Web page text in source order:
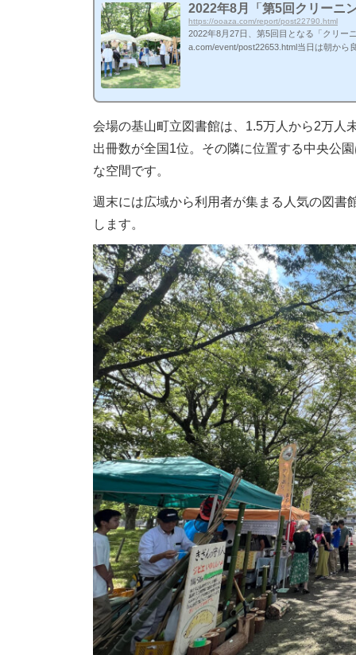
2022年8月「第5回クリーニ
https://ooaza.com/report/post22790.html
2022年8月27日、第5回目となる「クリー
a.com/event/post22653.html当日は朝から
会場の基山町立図書館は、1.5万人から2万人
出冊数が全国1位。その隣に位置する中央公
な空間です。
週末には広域から利用者が集まる人気の図書
します。